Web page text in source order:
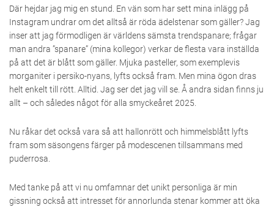
Där hejdar jag mig en stund. En vän som har sett mina inlägg på
Instagram undrar om det alltså är röda ädelstenar som gäller? Jag
inser att jag förmodligen är världens sämsta trendspanare; frågar
man andra ”spanare” (mina kollegor) verkar de flesta vara inställda
på att det är blått som gäller. Mjuka pasteller, som exemplevis
morganiter i persiko-nyans, lyfts också fram. Men mina ögon dras
helt enkelt till rött. Alltid. Jag ser det jag vill se. Å andra sidan finns ju
allt – och således något för alla smyckeåret 2025.
Nu råkar det också vara så att hallonrött och himmelsblått lyfts
fram som säsongens färger på modescenen tillsammans med
puderrosa.
Med tanke på att vi nu omfamnar det unikt personliga är min
gissning också att intresset för annorlunda stenar kommer att öka